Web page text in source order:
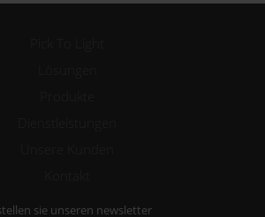
sie unseren newsletter